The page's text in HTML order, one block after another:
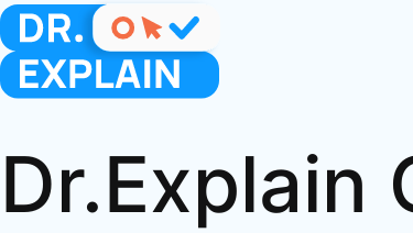
Dr.Explain